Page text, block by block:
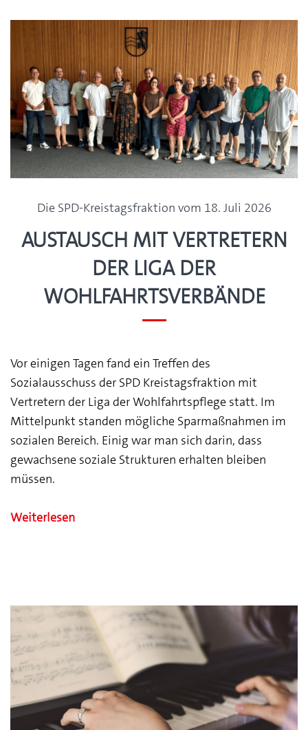
Die SPD-Kreistagsfraktion vom 18. Juli 2026
Austausch mit Vertretern
der Liga der
Wohlfahrtsverbände
Vor einigen Tagen fand ein Treffen des
Sozialausschuss der SPD Kreistagsfraktion mit
Vertretern der Liga der Wohlfahrtspflege statt. Im
Mittelpunkt standen mögliche Sparmaßnahmen im
sozialen Bereich. Einig war man sich darin, dass
gewachsene soziale Strukturen erhalten bleiben
müssen.
Weiterlesen